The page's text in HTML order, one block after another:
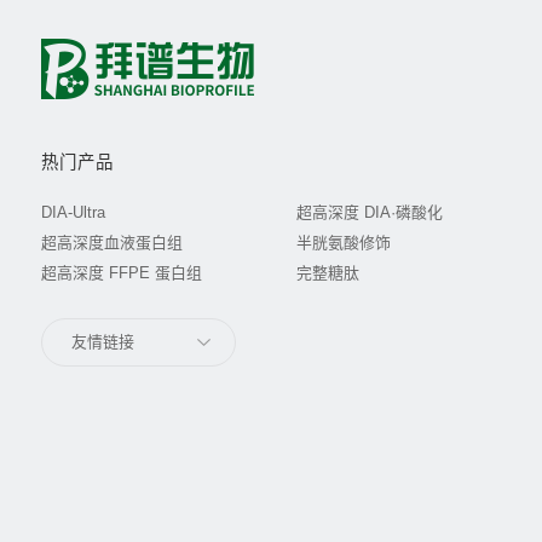
热门产品
DIA-Ultra
超高深度 DIA·磷酸化
超高深度血液蛋白组
半胱氨酸修饰
超高深度 FFPE 蛋白组
完整糖肽
友情链接